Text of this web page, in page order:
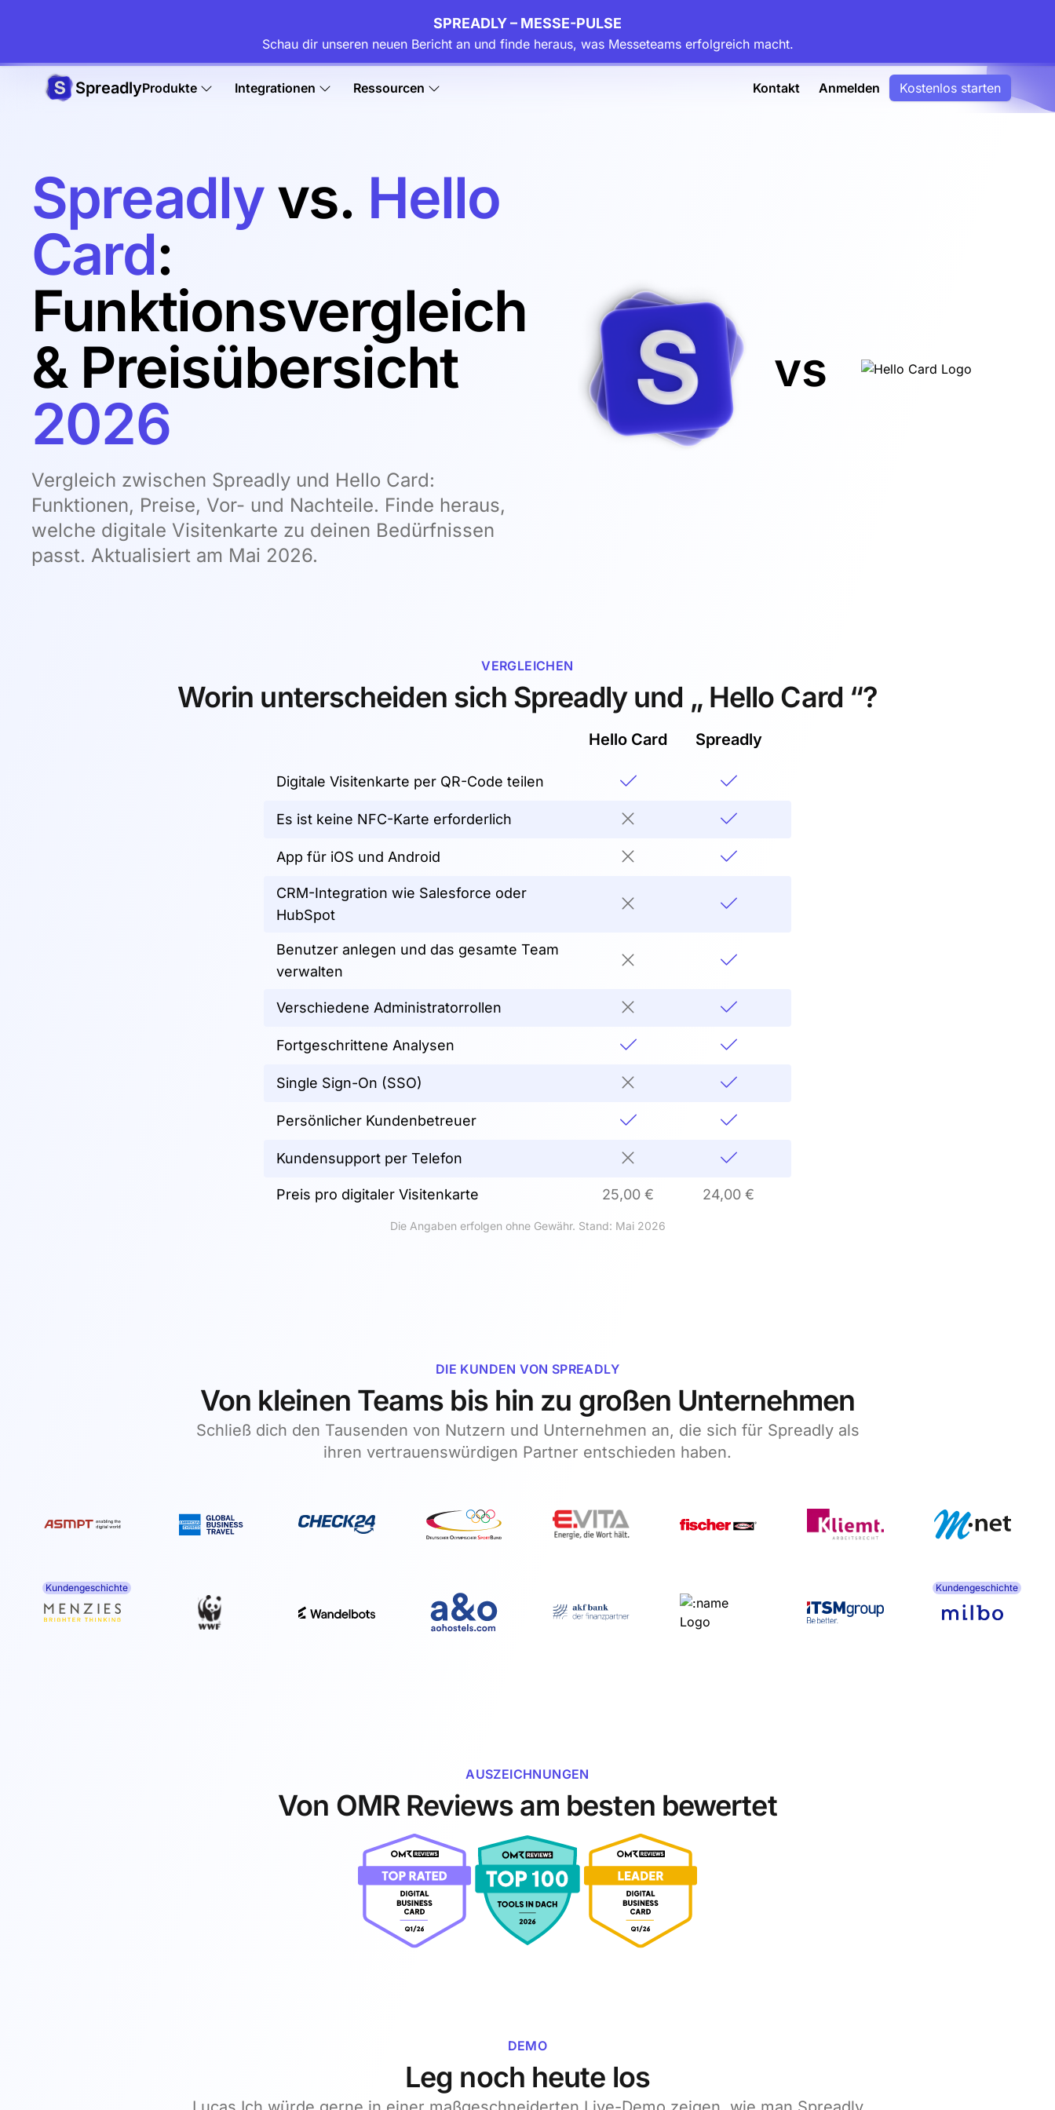
SPREADLY – MESSE-PULSE
Schau dir unseren neuen Bericht an und finde heraus, was Messeteams erfolgreich macht.
SpreadlyProdukte Integrationen Ressourcen Kontakt Anmelden Kostenlos starten
vs
Spreadlyvs. Hello
Card:
Funktionsvergleich
& Preisübersicht
2026
Vergleich zwischen Spreadly und Hello Card:
Funktionen, Preise, Vor- und Nachteile. Finde heraus,
welche digitale Visitenkarte zu deinen Bedürfnissen
passt. Aktualisiert am Mai 2026.
VERGLEICHEN
Worin unterscheiden sich Spreadly und „ Hello Card “?
Hello Card Spreadly
Digitale Visitenkarte per QR-Code teilen
Es ist keine NFC-Karte erforderlich
App für iOS und Android
CRM-Integration wie Salesforce oder
HubSpot
Benutzer anlegen und das gesamte Team
verwalten
Verschiedene Administratorrollen
Fortgeschrittene Analysen
Single Sign-On (SSO)
Persönlicher Kundenbetreuer
Kundensupport per Telefon
Preis pro digitaler Visitenkarte 25,00 € 24,00 €
Die Angaben erfolgen ohne Gewähr. Stand: Mai 2026
DIE KUNDEN VON SPREADLY
Von kleinen Teams bis hin zu großen Unternehmen
Schließ dich den Tausenden von Nutzern und Unternehmen an, die sich für Spreadly als
ihren vertrauenswürdigen Partner entschieden haben.
Kundengeschichte Kundengeschichte
AUSZEICHNUNGEN
Von OMR Reviews am besten bewertet
DEMO
Leg noch heute los